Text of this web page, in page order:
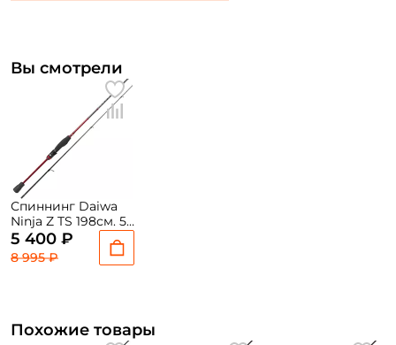
Вы смотрели
Спиннинг Daiwa
Ninja Z TS 198см. 5-
25гр. 92гр.
moderate fast / TS
662MLFS
5 400 ₽
8 995 ₽
Похожие товары